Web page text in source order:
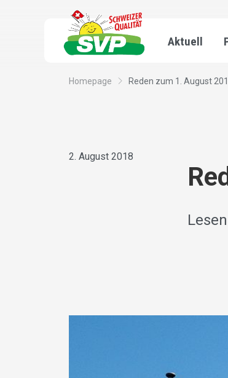
Aktuell
Homepage Reden zum 1. August
2. August 2018